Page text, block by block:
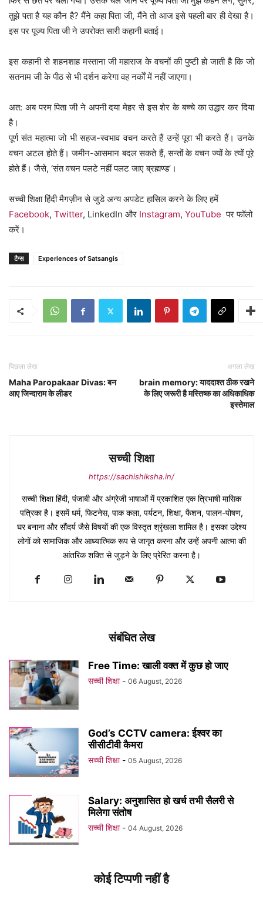
तुझे पता है यह कौन है? मैंने कहा पिता जी, मैंने तो आज इसे पहली बार ही देखा है।
इस पर पूज्य पिता जी ने उपरोक्त सारी कहानी बताई।
इस कहानी से शहनशाह मस्ताना जी महाराज के वचनों की पुष्टी हो जाती है कि जो
सतनाम जी के पीठ से भी दर्शन करेगा वह नर्काें में नहीं जाएगा।
अत: अब परम पिता जी ने अपनी दया मेहर से इस शेर के बच्चे का उद्धार कर दिया
है।
पूर्ण संत महात्मा जो भी सहज-स्वभाव वचन करते हैं उन्हें पूरा भी करते हैं। उनके
वचन अटल होते हैं। जमीन-आसमान बदल सकते हैं, सन्तों के वचन ज्यों के त्यों पूरे
होते हैं। जैसे, ‘संत वचन पलटे नहीं पलट जाए ब्रह्मण्ड’।
सच्ची शिक्षा हिंदी मैगज़ीन से जुडे अन्य अपडेट हासिल करने के लिए हमें
Facebook, Twitter, LinkedIn और Instagram, YouTube पर फॉलो
करें।
टैग्स Experiences of Satsangis
पिछला लेख
Maha Paropakaar Divas: बन
आए जिन्दाराम के लीडर
अगला लेख
brain memory: याददाश्त ठीक रखने
के लिए जरूरी है मस्तिष्क का अधिकाधिक
इस्तेमाल
सच्ची शिक्षा
https://sachishiksha.in/
सच्ची शिक्षा हिंदी, पंजाबी और अंग्रेजी भाषाओं में प्रकाशित एक त्रिभाषी मासिक
पत्रिका है। इसमें धर्म, फिटनेस, पाक कला, पर्यटन, शिक्षा, फैशन, पालन-पोषण,
घर बनाना और सौंदर्य जैसे विषयों की एक विस्तृत श्रृंखला शामिल है। इसका उद्देश्य
लोगों को सामाजिक और आध्यात्मिक रूप से जागृत करना और उन्हें अपनी आत्मा की
आंतरिक शक्ति से जुड़ने के लिए प्रेरित करना है।
संबंधित लेख
Free Time: खाली वक्त में कुछ हो जाए
सच्ची शिक्षा - 06 August, 2026
God’s CCTV camera: ईश्वर का
सीसीटीवी कैमरा
सच्ची शिक्षा - 05 August, 2026
Salary: अनुशासित हो खर्च तभी सैलरी से
मिलेगा संतोष
सच्ची शिक्षा - 04 August, 2026
कोई टिप्पणी नहीं है